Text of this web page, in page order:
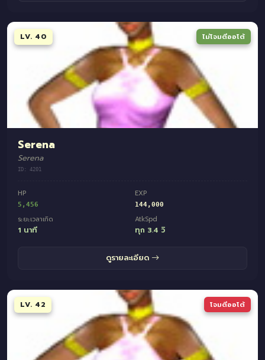
LV. 40 ไม่โจมตีออโต้
Serena
Serena
ID: 4201
HP
5,456
EXP
144,000
ระยะเวลาเกิด
1 นาที
AtkSpd
ทุก 3.4 วิ
ดูรายละเอียด
LV. 42 โจมตีออโต้